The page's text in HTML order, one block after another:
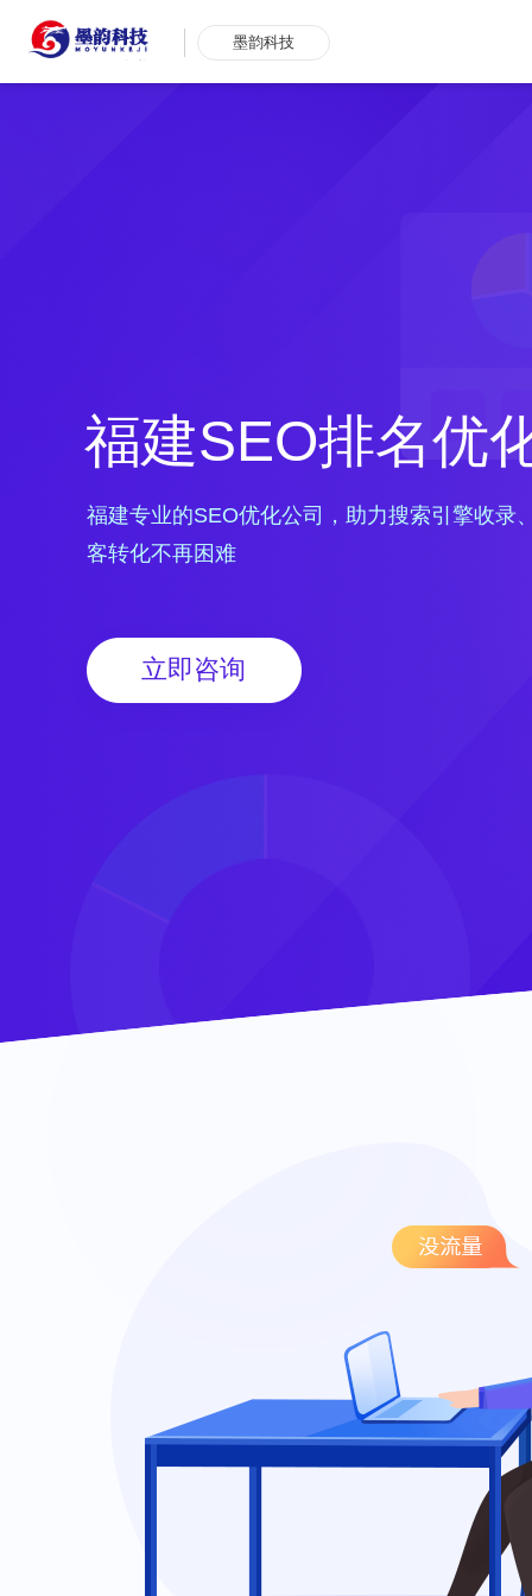
墨韵科技
福建SEO排名优
福建专业的SEO优化公司，助力搜索引擎收录
客转化不再困难
立即咨询